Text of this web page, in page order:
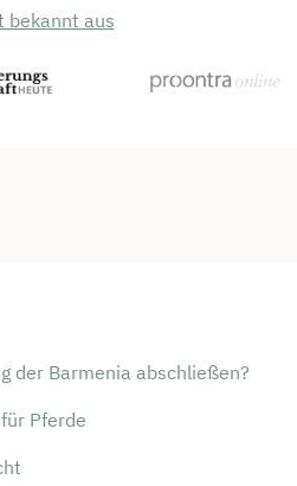
bekannt aus
der Barmenia abschließen?
Pferde